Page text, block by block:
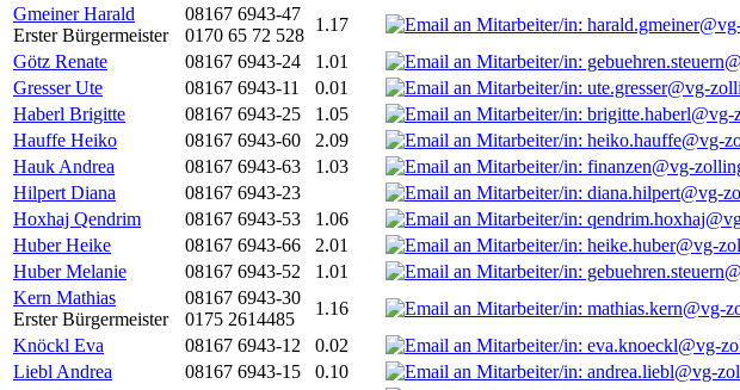
Gmeiner Harald
Erster Bürgermeister
08167 6943-47
0170 65 72 528
1.17
Götz Renate
08167 6943-24 1.01
Gresser Ute
08167 6943-11 0.01
Haberl Brigitte
08167 6943-25 1.05
Hauffe Heiko
08167 6943-60 2.09
Hauk Andrea
08167 6943-63 1.03
Hilpert Diana
08167 6943-23
Hoxhaj Qendrim
08167 6943-53 1.06
Huber Heike
08167 6943-66 2.01
Huber Melanie
08167 6943-52 1.01
Kern Mathias
Erster Bürgermeister
08167 6943-30
0175 2614485
1.16
Knöckl Eva
08167 6943-12 0.02
Liebl Andrea
08167 6943-15 0.10